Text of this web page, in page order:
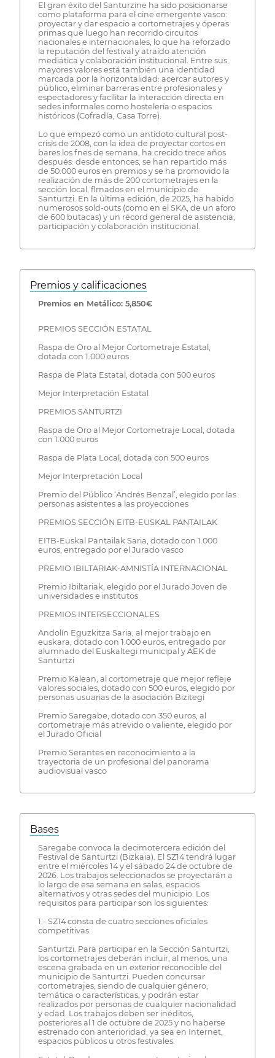
El gran éxito del Santurzine ha sido posicionarse
como plataforma para el cine emergente vasco:
proyectar y dar espacio a cortometrajes y óperas
primas que luego han recorrido circuitos
nacionales e internacionales, lo que ha reforzado
la reputación del festival y atraído atención
mediática y colaboración institucional. Entre sus
mayores valores está también una identidad
marcada por la horizontalidad: acercar autores y
público, eliminar barreras entre profesionales y
espectadores y facilitar la interacción directa en
sedes informales como hostelería o espacios
históricos (Cofradía, Casa Torre).
Lo que empezó como un antídoto cultural post-
crisis de 2008, con la idea de proyectar cortos en
bares los fnes de semana, ha crecido trece años
después: desde entonces, se han repartido más
de 50.000 euros en premios y se ha promovido la
realización de más de 200 cortometrajes en la
sección local, flmados en el municipio de
Santurtzi. En la última edición, de 2025, ha habido
numerosos sold-outs (como en el SKA, de un aforo
de 600 butacas) y un récord general de asistencia,
participación y colaboración institucional.
Premios y calificaciones
Premios en Metálico: 5,850€
PREMIOS SECCIÓN ESTATAL
Raspa de Oro al Mejor Cortometraje Estatal,
dotada con 1.000 euros
Raspa de Plata Estatal, dotada con 500 euros
Mejor Interpretación Estatal
PREMIOS SANTURTZI
Raspa de Oro al Mejor Cortometraje Local, dotada
con 1.000 euros
Raspa de Plata Local, dotada con 500 euros
Mejor Interpretación Local
Premio del Público ‘Andrés Benzal’, elegido por las
personas asistentes a las proyecciones
PREMIOS SECCIÓN EITB-EUSKAL PANTAILAK
EITB-Euskal Pantailak Saria, dotado con 1.000
euros, entregado por el Jurado vasco
PREMIO IBILTARIAK-AMNISTÍA INTERNACIONAL
Premio Ibiltariak, elegido por el Jurado Joven de
universidades e institutos
PREMIOS INTERSECCIONALES
Andolín Eguzkitza Saria, al mejor trabajo en
euskara, dotado con 1.000 euros, entregado por
alumnado del Euskaltegi municipal y AEK de
Santurtzi
Premio Kalean, al cortometraje que mejor refleje
valores sociales, dotado con 500 euros, elegido por
personas usuarias de la asociación Bizitegi
Premio Saregabe, dotado con 350 euros, al
cortometraje más atrevido o valiente, elegido por
el Jurado Oficial
Premio Serantes en reconocimiento a la
trayectoria de un profesional del panorama
audiovisual vasco
Bases
Saregabe convoca la decimotercera edición del
Festival de Santurtzi (Bizkaia). El SZ14 tendrá lugar
entre el miércoles 14 y el sábado 24 de octubre de
2026. Los trabajos seleccionados se proyectarán a
lo largo de esa semana en salas, espacios
alternativos y otras sedes del municipio. Los
requisitos para participar son los siguientes:
1.- SZ14 consta de cuatro secciones oficiales
competitivas:
Santurtzi. Para participar en la Sección Santurtzi,
los cortometrajes deberán incluir, al menos, una
escena grabada en un exterior reconocible del
municipio de Santurtzi. Pueden concursar
cortometrajes, siendo de cualquier género,
temática o características, y podrán estar
realizados por personas de cualquier nacionalidad
y edad. Los trabajos deben ser inéditos,
posteriores al 1 de octubre de 2025 y no haberse
estrenado con anterioridad, ya sea en Internet,
espacios públicos u otros festivales.